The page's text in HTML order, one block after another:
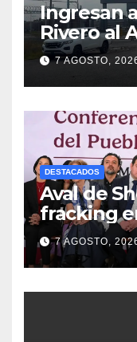
Ingresan
Rivero al
presunta
7 AGOSTO,
DESTACADOS
Aval de
fracking
menos
7 AGOSTO,